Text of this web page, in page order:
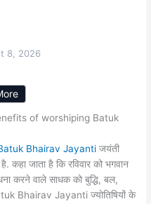
8, 2026
of worshiping Batuk
Bhairav Jayantiजयंती
कहा जाता है कि रविवार को भगवान
करने वाले साधक को बुद्धि, बल,
Bhairav Jayanti ज्योतिषियों के